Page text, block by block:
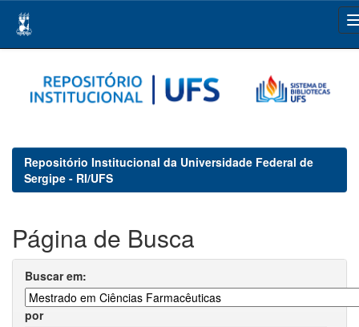
navigation
Repositório Institucional da Universidade Federal de
Sergipe - RI/UFS
Página de Busca
Buscar em:
por